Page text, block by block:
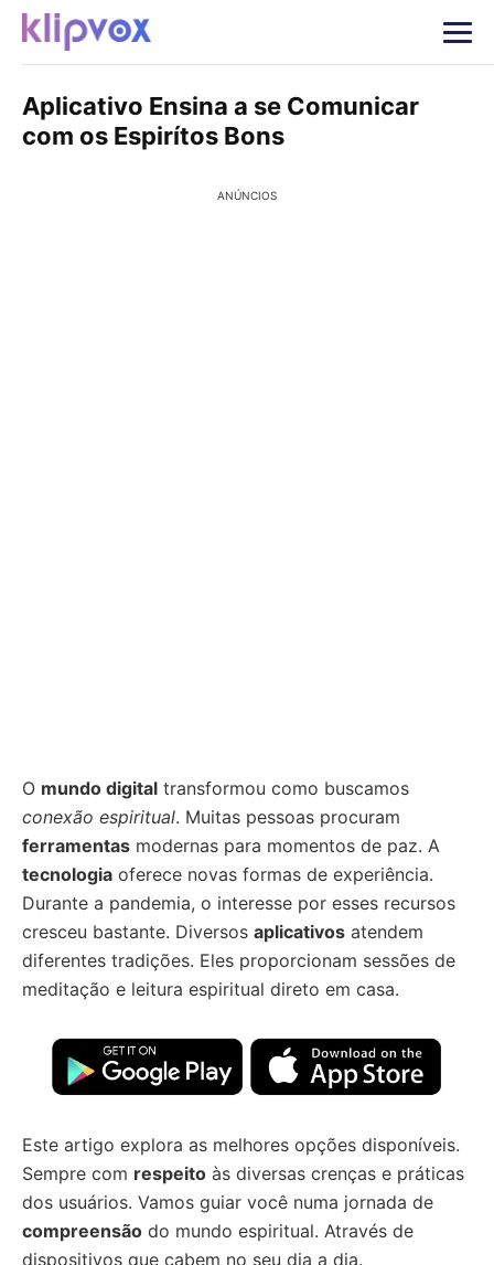
Aplicativo Ensina a se Comunicar
com os Espirítos Bons
ANÚNCIOS
O mundo digital transformou como buscamos
conexão espiritual. Muitas pessoas procuram
ferramentas modernas para momentos de paz. A
tecnologia oferece novas formas de experiência.
Durante a pandemia, o interesse por esses recursos
cresceu bastante. Diversos aplicativos atendem
diferentes tradições. Eles proporcionam sessões de
meditação e leitura espiritual direto em casa.
Este artigo explora as melhores opções disponíveis.
Sempre com respeito às diversas crenças e práticas
dos usuários. Vamos guiar você numa jornada de
compreensão do mundo espiritual. Através de
dispositivos que cabem no seu dia a dia.